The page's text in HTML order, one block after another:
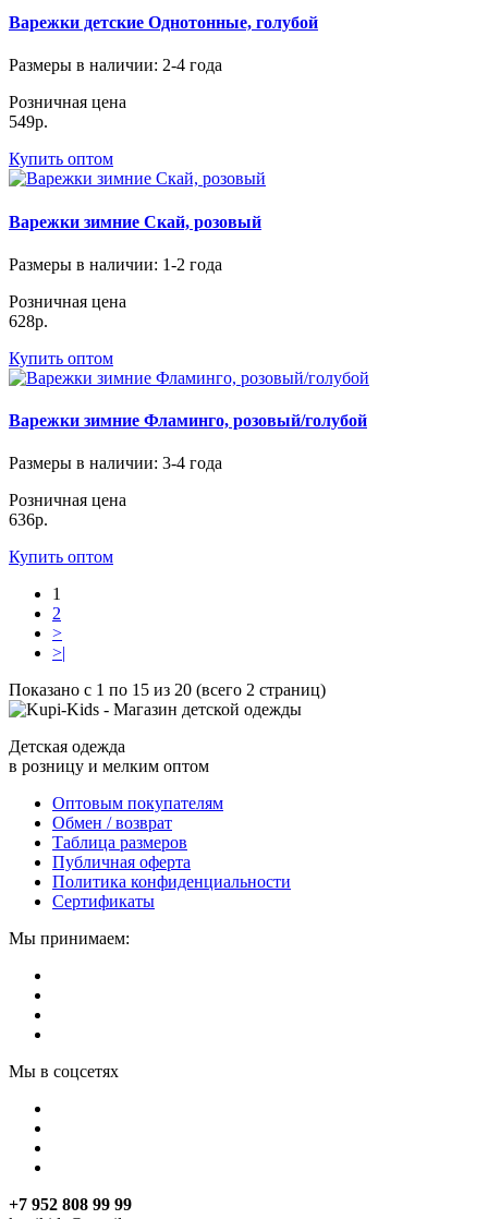
Варежки детские Однотонные, голубой
Размеры в наличии: 2-4 года
Розничная цена
549р.
Купить оптом
Варежки зимние Скай, розовый
Размеры в наличии: 1-2 года
Розничная цена
628р.
Купить оптом
Варежки зимние Фламинго, розовый/голубой
Размеры в наличии: 3-4 года
Розничная цена
636р.
Купить оптом
1
2
>
>|
Показано с 1 по 15 из 20 (всего 2 страниц)
Детская одежда
в розницу и мелким оптом
Оптовым покупателям
Обмен / возврат
Таблица размеров
Публичная оферта
Политика конфиденциальности
Сертификаты
Мы принимаем:
Мы в соцсетях
+7 952 808 99 99